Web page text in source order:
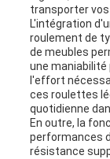
transporter
L'intégration
roulement de
de meubles
une
l'effort
ces roulettes
quotidienne
En outre, la
performances
résistance